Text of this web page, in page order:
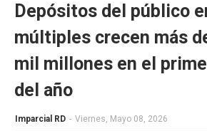
Depósitos del público
múltiples crecen más
mil millones en el
del año
Imparcial RD - Viernes, Mayo 08, 2026